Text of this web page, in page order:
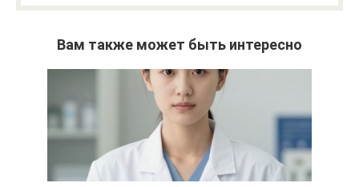
Вам также может быть интересно